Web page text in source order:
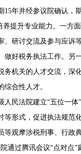
年并经参议院确认，
升专业能力。一方面
、研讨交流及参与应诉
做好税务执法工作。另
务机关的人才交流，深
综合性人才。
法院建立“五位一体”
等形式，促进执法规范
等观摩涉税刑事、行政
通过腾讯会议“点对点